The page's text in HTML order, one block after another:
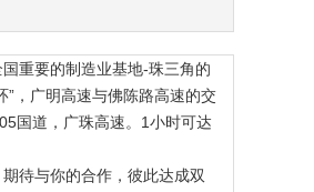
重要的制造业基地-珠三角的
”，广明高速与佛陈路高速的交
国道，广珠高速。1小时可达
待与你的合作，彼此达成双